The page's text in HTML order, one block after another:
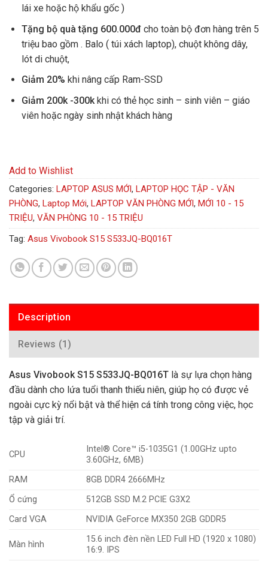
lái xe hoặc hộ khẩu gốc )
Tặng bộ quà tặng 600.000đ cho toàn bộ đơn hàng trên 5
triệu bao gồm . Balo ( túi xách laptop), chuột không dây,
lót di chuột,
Giảm 20% khi nâng cấp Ram-SSD
Giảm 200k -300kkhi có thẻ học sinh – sinh viên – giáo
viên hoặc ngày sinh nhật khách hàng
Add to Wishlist
Categories: LAPTOP ASUS MỚI, LAPTOP HỌC TẬP - VĂN
PHÒNG, Laptop Mới, LAPTOP VĂN PHÒNG MỚI, MỚI 10 - 15
TRIỆU, VĂN PHÒNG 10 - 15 TRIỆU
Tag: Asus Vivobook S15 S533JQ-BQ016T
Description
Reviews (1)
Asus Vivobook S15 S533JQ-BQ016T là sự lựa chọn hàng
đầu dành cho lứa tuổi thanh thiếu niên, giúp họ có được vẻ
ngoài cực kỳ nổi bật và thể hiện cá tính trong công việc, học
tập và giải trí.
CPU
Intel® Core™ i5-1035G1 (1.00GHz upto
3.60GHz, 6MB)
RAM
8GB DDR4 2666MHz
Ổ cứng
512GB SSD M.2 PCIE G3X2
Card VGA
NVIDIA GeForce MX350 2GB GDDR5
Màn hình
15.6 inch đèn nền LED Full HD (1920 x 1080)
16:9. IPS